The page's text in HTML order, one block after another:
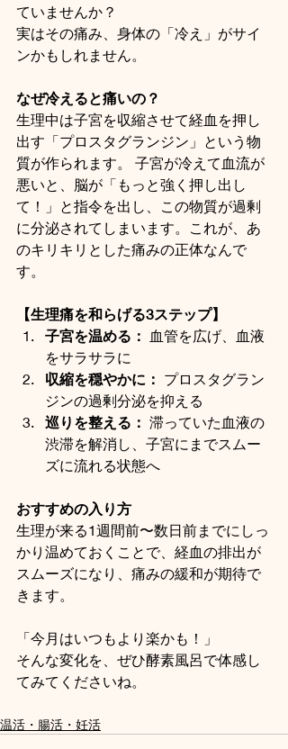
ていませんか？
実はその痛み、身体の「冷え」がサイ
ンかもしれません。
なぜ冷えると痛いの？
生理中は子宮を収縮させて経血を押し
出す「プロスタグランジン」という物
質が作られます。 子宮が冷えて血流が
悪いと、脳が「もっと強く押し出し
て！」と指令を出し、この物質が過剰
に分泌されてしまいます。これが、あ
のキリキリとした痛みの正体なんで
す。
【生理痛を和らげる3ステップ】
子宮を温める：
血管を広げ、血液
をサラサラに
収縮を穏やかに： プロスタグラン
ジンの過剰分泌を抑える
巡りを整える： 滞っていた血液の
渋滞を解消し、子宮にまでスムー
ズに流れる状態へ
おすすめの入り方
生理が来る1週間前〜数日前までにしっ
かり温めておくことで、経血の排出が
スムーズになり、痛みの緩和が期待で
きます。
「今月はいつもより楽かも！」
そんな変化を、ぜひ酵素風呂で体感し
てみてくださいね。
温活・腸活・妊活